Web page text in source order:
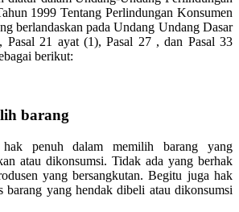
1999 Tentang Perlindungan Konsumen
berlandaskan pada Undang Undang Dasar
Pasal 21 ayat (1), Pasal 27 , dan Pasal 33
berikut:
barang
penuh dalam memilih barang yang
atau dikonsumsi. Tidak ada yang berhak
yang bersangkutan. Begitu juga hak
barang yang hendak dibeli atau dikonsumsi